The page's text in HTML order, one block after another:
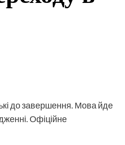
до завершення. Мова йде
Офіційне